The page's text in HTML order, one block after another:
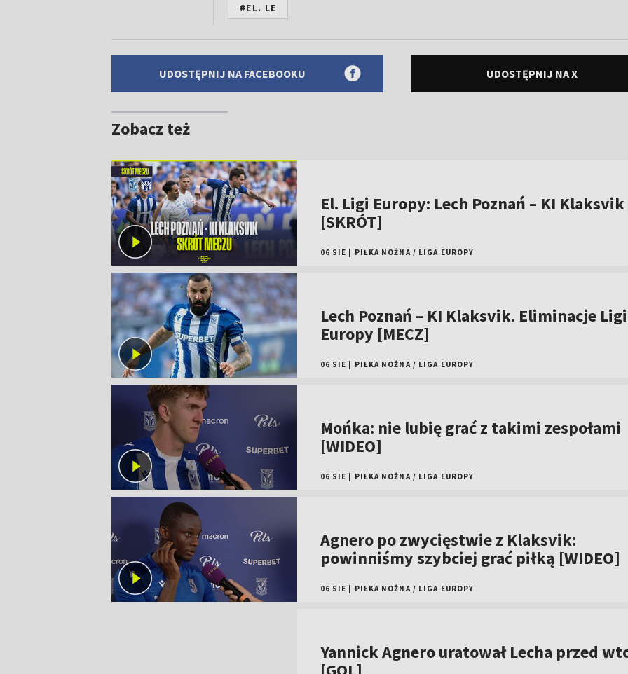
#EL. LE
UDOSTĘPNIJ NA FACEBOOKU UDOSTĘPNIJ NA X
Zobacz też
El. Ligi Europy: Lech Poznań – KI Klaksvik
[SKRÓT]
06 SIE PIŁKA NOŻNA / LIGA EUROPY
Lech Poznań – KI Klaksvik. Eliminacje Ligi
Europy [MECZ]
06 SIE PIŁKA NOŻNA / LIGA EUROPY
Mońka: nie lubię grać z takimi zespołami
[WIDEO]
06 SIE PIŁKA NOŻNA / LIGA EUROPY
Agnero po zwycięstwie z Klaksvik:
powinniśmy szybciej grać piłką [WIDEO]
06 SIE PIŁKA NOŻNA / LIGA EUROPY
Yannick Agnero uratował Lecha przed